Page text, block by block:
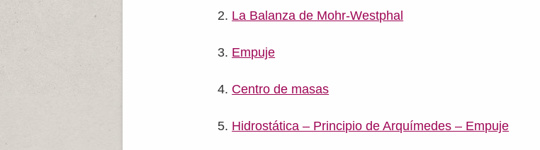
La Balanza de Mohr-Westphal
Empuje
Centro de masas
Hidrostática – Principio de Arquímedes – Empuje